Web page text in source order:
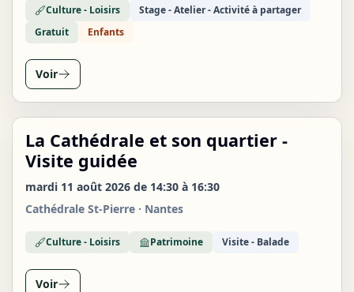
Culture - Loisirs
Stage - Atelier - Activité à partager
Gratuit
Enfants
Voir
MAR
11
La Cathédrale et son quartier -
Visite guidée
mardi 11 août 2026 de 14:30 à 16:30
Cathédrale St-Pierre · Nantes
Culture - Loisirs Patrimoine Visite - Balade
Voir